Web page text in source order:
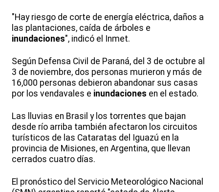
"Hay riesgo de corte de energía eléctrica, daños a
las plantaciones, caída de árboles e
inundaciones", indicó el Inmet.
Según Defensa Civil de Paraná, del 3 de octubre al
3 de noviembre, dos personas murieron y más de
16,000 personas debieron abandonar sus casas
por los vendavales e inundaciones en el estado.
Las lluvias en Brasil y los torrentes que bajan
desde río arriba también afectaron los circuitos
turísticos de las Cataratas del Iguazú en la
provincia de Misiones, en Argentina, que llevan
cerrados cuatro días.
El pronóstico del Servicio Meteorológico Nacional